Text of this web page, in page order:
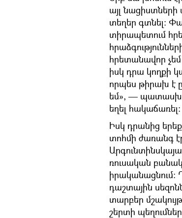
այլ
տեղեր գտնել։
տիրապետում
հրետանավոր չեմ
իսկ դրա կողքի
որպես թիրախ է
եմ», —
եղել հակաճառել։
Իսկ դրանից
տոհմի ժառանգ
ռուսական
դաշտային
տարբեր
շերտի